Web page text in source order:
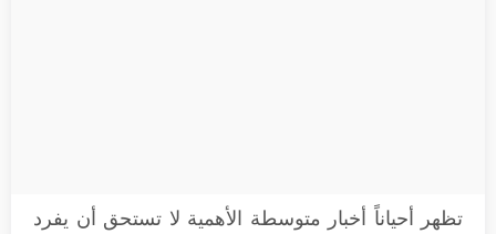
تظهر أحياناً أخبار متوسطة الأهمية لا تستحق أن يفرد